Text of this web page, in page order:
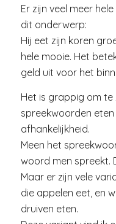
Er zijn veel meer
dit onderwerp:
Hij eet zijn koren
hele mooie. Het
geld uit voor het
Het is grappig om te
spreekwoorden
afhankelijkheid.
Meen het
woord men spreekt.
Maar er zijn vele
die appelen eet, en
druiven eten.